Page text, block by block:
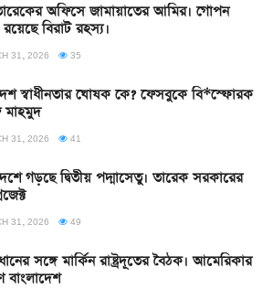
অফিসে জামায়াতের আমির। গোপন
বিরাট রহস্য।
31, 2026 35
স্বাধীনতার ঘোষক কে? ফেসবুকে বি*স্ফোরক
31, 2026 41
গড়ছে দ্বিতীয় পদ্মাসেতু। তারেক সরকারের
31, 2026 49
সঙ্গে মার্কিন রাষ্ট্রদূতের বৈঠক। আমেরিকার
বাংলাদেশ